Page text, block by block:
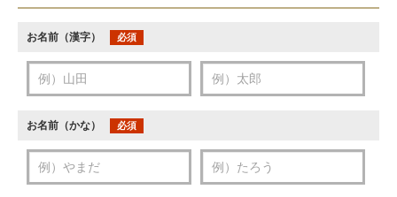
お名前（漢字） 必須
お名前（かな） 必須